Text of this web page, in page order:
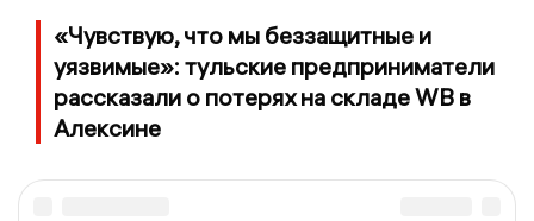
«Чувствую, что мы беззащитные и
уязвимые»: тульские предприниматели
рассказали о потерях на складе WB в
Алексине